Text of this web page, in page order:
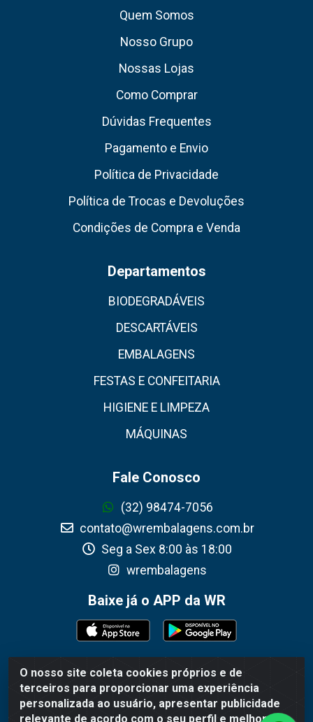
O nosso site coleta cookies próprios e de
terceiros para proporcionar uma experiência
personalizada ao usuário, apresentar publicidade
relevante de acordo com o seu perfil e melhorar a
Quem Somos
Nosso Grupo
Nossas Lojas
Como Comprar
Dúvidas Frequentes
Pagamento e Envio
Política de Privacidade
Política de Trocas e Devoluções
Condições de Compra e Venda
Departamentos
BIODEGRADÁVEIS
DESCARTÁVEIS
EMBALAGENS
FESTAS E CONFEITARIA
HIGIENE E LIMPEZA
MÁQUINAS
Fale Conosco
(32) 98474-7056
contato@wrembalagens.com.br
Seg a Sex 8:00 às 18:00
wrembalagens
Baixe já o APP da WR
WR Embalagens - R. Cel. Teodoro Gomes de Araújo, 1360 -
Grogotó - Barbacena / MG - CEP 36202-628 - CNPJ
02.692.206/0001-55